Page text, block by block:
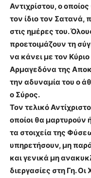
Αντιχρίστου, ο
τον ίδιο τον Σατανά,
στις ημέρες του.
προετοιμάζουν τη
να κάνει με τον
Αρμαγεδόνα της
την αδυναμία του ο
ο Σύρος.
Τον τελικό
οποίοι θα μαρτυρούν
τα στοιχεία της
υπηρετήσουν, μη
και γενικά μη
διεργασίες στη Γη.